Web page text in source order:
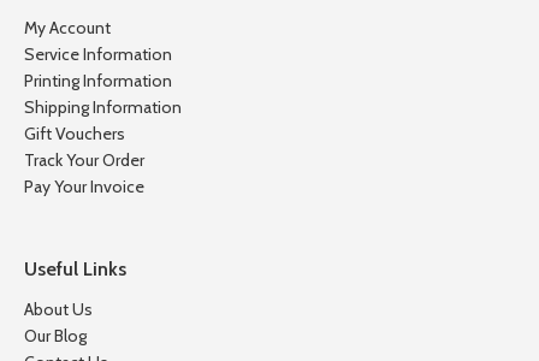
My Account
Service Information
Printing Information
Shipping Information
Gift Vouchers
Track Your Order
Pay Your Invoice
Useful Links
About Us
Our Blog